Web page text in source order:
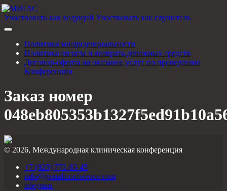
Участвовать как ведущий Участвовать как слушатель
Политика конфиденциальности
Политика оплаты и возврата денежных средств
Договор-оферта на оказание услуг по проведению
Конференции
Заказ номер
© 2026, Международная клиническая конференция
+7 (925) 772-63-45
info@gestaltconference.com
telegram